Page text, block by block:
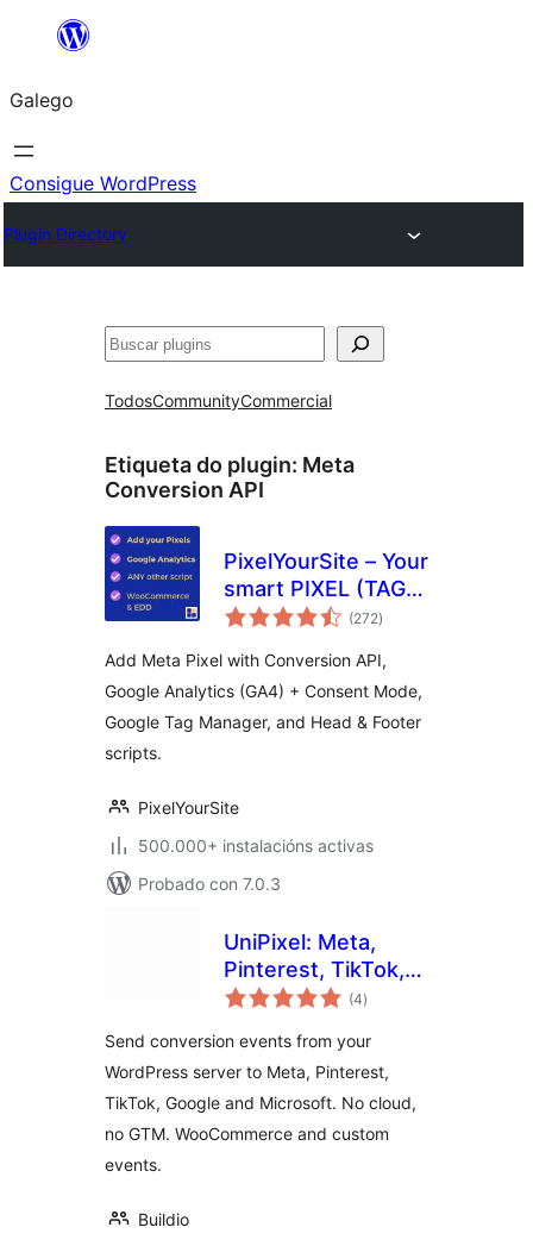
Saltar
contido
Galego
Consigue WordPress
Plugin Directory
Buscar
TodosCommunityCommercial
Etiqueta do plugin: Meta
Conversion API
PixelYourSite – Your
smart PIXEL (TAG)
& API Manager
(272valoracións
totais
)
Add Meta Pixel with Conversion API,
Google Analytics (GA4) + Consent Mode,
Google Tag Manager, and Head & Footer
scripts.
PixelYourSite
500.000+ instalacións activas
Probado con 7.0.3
UniPixel: Meta,
Pinterest, TikTok,
Google & Microsoft
Tracking for
WooCommerce
(4valoracións
totais
)
Send conversion events from your
WordPress server to Meta, Pinterest,
TikTok, Google and Microsoft. No cloud,
no GTM. WooCommerce and custom
events.
Buildio